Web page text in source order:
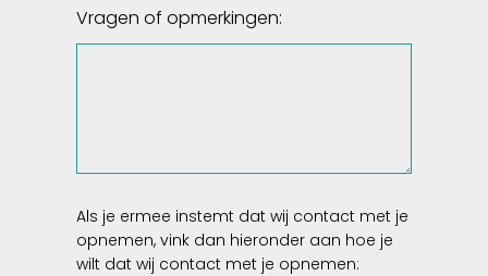
Vragen of opmerkingen:
Als je ermee instemt dat wij contact met je
opnemen, vink dan hieronder aan hoe je
wilt dat wij contact met je opnemen: